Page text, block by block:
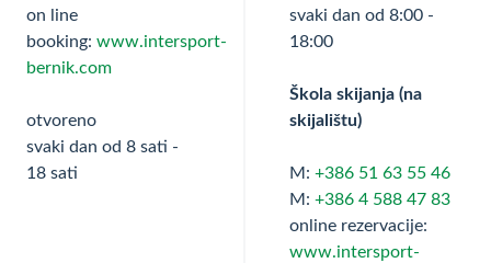
on line
booking: www.intersport-
bernik.com
otvoreno
svaki dan od 8 sati -
18 sati
svaki dan od 8:00 -
18:00
Škola skijanja (na
skijalištu)
M: +386 51 63 55 46
M: +386 4 588 47 83
online rezervacije:
www.intersport-